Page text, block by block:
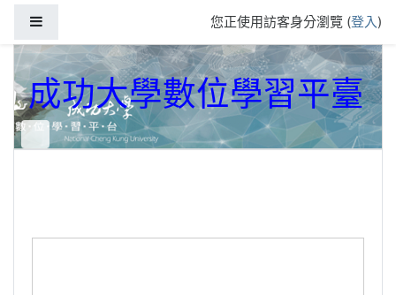
您正使用訪客身分瀏覽 (登入)
成功大學數位學習平臺